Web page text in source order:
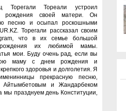
Торегали Тореали устроил
рождения своей матери. Он
песню и осыпал роскошными
Торегали рассказал своим
что в их семье большой
их любимой мамы.
мои. Буду очень рад, если вы
маму с днем рождения и
здоровья и долголетия. Я
прекрасную песню,
Айтымбетовым и Жандарбеком
мы празднуем день Конституции,